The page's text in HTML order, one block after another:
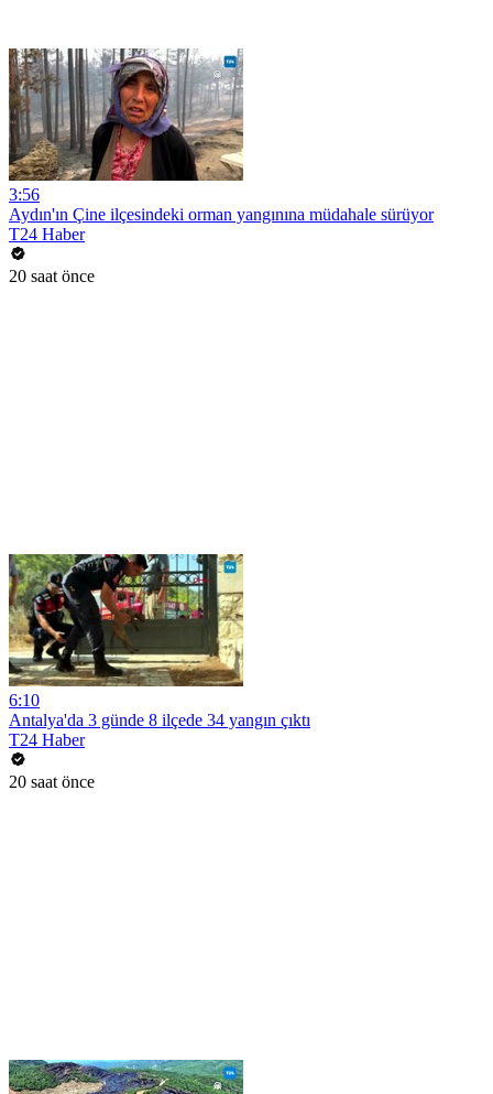
3:56
Aydın'ın Çine ilçesindeki orman yangınına müdahale sürüyor
T24 Haber
20 saat önce
6:10
Antalya'da 3 günde 8 ilçede 34 yangın çıktı
T24 Haber
20 saat önce